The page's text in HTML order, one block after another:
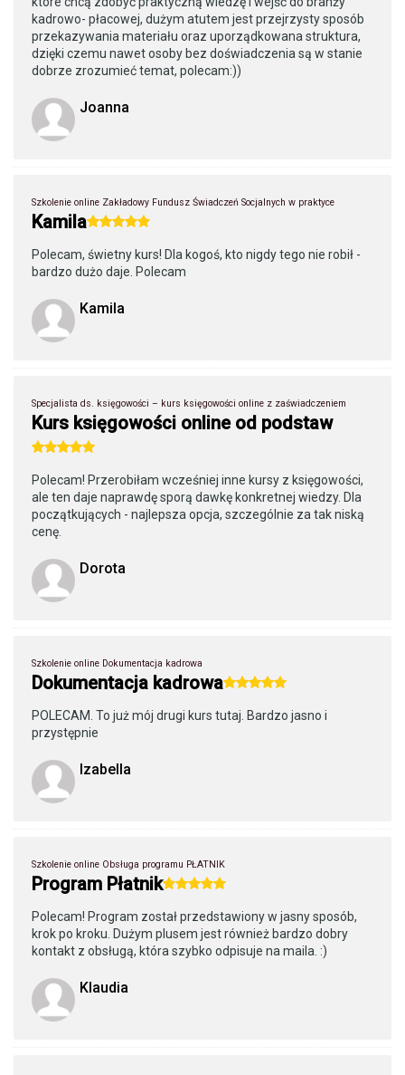
kadrowo- płacowej, dużym atutem jest przejrzysty sposób
przekazywania materiału oraz uporządkowana struktura,
dzięki czemu nawet osoby bez doświadczenia są w stanie
dobrze zrozumieć temat, polecam:))
Joanna
Szkolenie online Zakładowy Fundusz Świadczeń Socjalnych w praktyce
Kamila
Polecam, świetny kurs! Dla kogoś, kto nigdy tego nie robił -
bardzo dużo daje. Polecam
Kamila
Specjalista ds. księgowości – kurs księgowości online z zaświadczeniem
Kurs księgowości online od podstaw
Polecam! Przerobiłam wcześniej inne kursy z księgowości,
ale ten daje naprawdę sporą dawkę konkretnej wiedzy. Dla
początkujących - najlepsza opcja, szczególnie za tak niską
cenę.
Dorota
Szkolenie online Dokumentacja kadrowa
Dokumentacja kadrowa
POLECAM. To już mój drugi kurs tutaj. Bardzo jasno i
przystępnie
Izabella
Szkolenie online Obsługa programu PŁATNIK
Program Płatnik
Polecam! Program został przedstawiony w jasny sposób,
krok po kroku. Dużym plusem jest również bardzo dobry
kontakt z obsługą, która szybko odpisuje na maila. :)
Klaudia